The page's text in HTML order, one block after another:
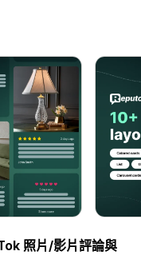
照片/影片評論與